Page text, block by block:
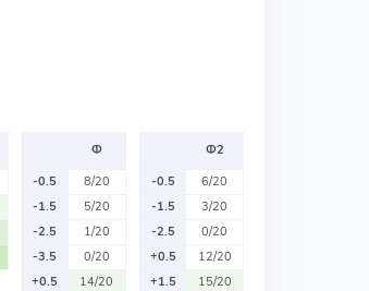
Ф
-0.5
8/20
-1.5
5/20
-2.5
1/20
-3.5
0/20
+0.5
14/20
Ф2
-0.5
6/20
-1.5
3/20
-2.5
0/20
+0.5
12/20
+1.5
15/20